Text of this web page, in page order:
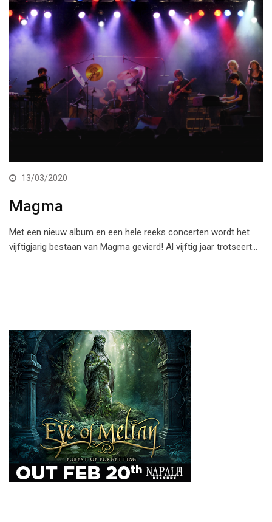
13/03/2020
Magma
Met een nieuw album en een hele reeks concerten wordt het
vijftigjarig bestaan van Magma gevierd! Al vijftig jaar trotseert…